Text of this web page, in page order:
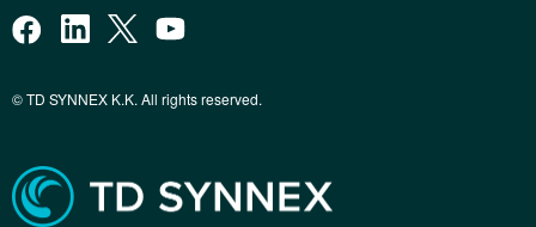
© TD SYNNEX K.K. All rights reserved.